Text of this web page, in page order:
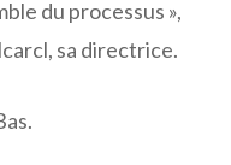
du processus »,
sa directrice.